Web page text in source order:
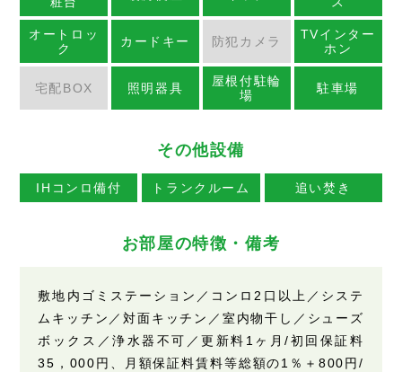
オートロッ
ク
カードキー 防犯カメラ
TVインター
ホン
宅配BOX 照明器具
屋根付駐輪
場
駐車場
その他設備
IHコンロ備付 トランクルーム 追い焚き
お部屋の特徴・備考
敷地内ゴミステーション／コンロ2口以上／システ
ムキッチン／対面キッチン／室内物干し／シューズ
ボックス／浄水器不可／更新料1ヶ月/初回保証料
35，000円、月額保証料賃料等総額の1％＋800円/